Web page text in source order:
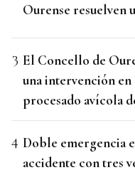
Ourense resuelven
El Concello de
una intervención
procesado avícola
Doble emergencia
accidente con tres